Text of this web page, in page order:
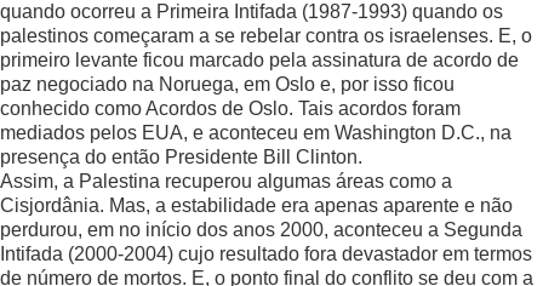
quando ocorreu a Primeira Intifada (1987-1993) quando os
palestinos começaram a se rebelar contra os israelenses. E, o
primeiro levante ficou marcado pela assinatura de acordo de
paz negociado na Noruega, em Oslo e, por isso ficou
conhecido como Acordos de Oslo. Tais acordos foram
mediados pelos EUA, e aconteceu em Washington D.C., na
presença do então Presidente Bill Clinton.
Assim, a Palestina recuperou algumas áreas como a
Cisjordânia. Mas, a estabilidade era apenas aparente e não
perdurou, em no início dos anos 2000, aconteceu a Segunda
Intifada (2000-2004) cujo resultado fora devastador em termos
de número de mortos. E, o ponto final do conflito se deu com a